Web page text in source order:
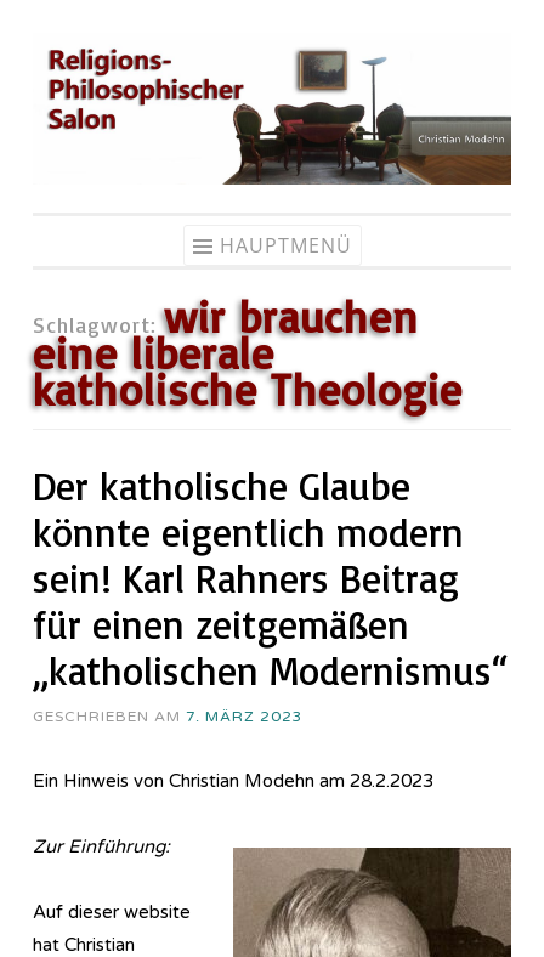
Zum
Inhalt
springen
HAUPTMENÜ
Schlagwort:wir brauchen
eine liberale
katholische Theologie
Der katholische Glaube
könnte eigentlich modern
sein! Karl Rahners Beitrag
für einen zeitgemäßen
„katholischen Modernismus“
GESCHRIEBEN AM 7. MÄRZ 2023
Ein Hinweis von Christian Modehn am 28.2.2023
Zur Einführung:
Auf dieser website
hat Christian